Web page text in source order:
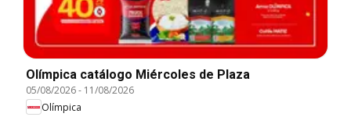
Olímpica catálogo Miércoles de Plaza
05/08/2026- 11/08/2026
Olímpica